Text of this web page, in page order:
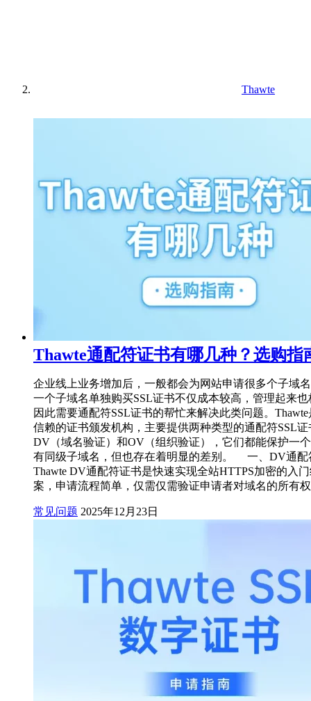
Thawte
Thawte通配符证书有哪几种？选购指
企业线上业务增加后，一般都会为网站申请很多个子域
一个子域名单独购买SSL证书不仅成本较高，管理起来
因此需要通配符SSL证书的帮忙来解决此类问题。
信赖的证书颁发机构，主要提供两种类型的通配符SSL证
DV（域名验证）和OV（组织验证），它们都能保护一
有同级子域名，但也存在着明显的差别。 一、DV通配
Thawte DV通配符证书是快速实现全站HTTPS加密的入
案，申请流程简单，仅需仅需验证申请者对域名的所有
常见问题 2025年12月23日